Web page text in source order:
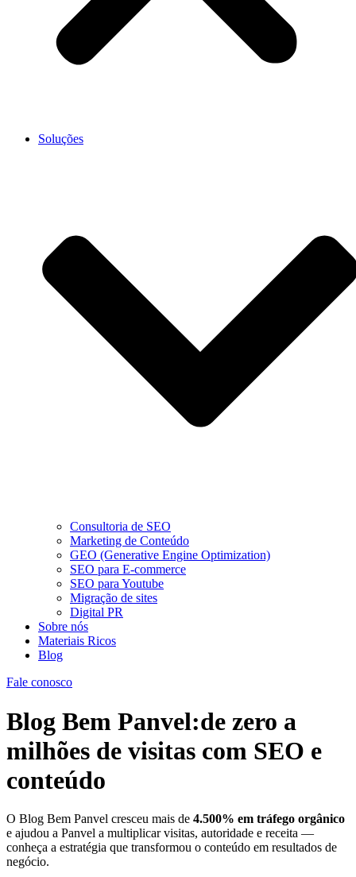
Soluções
Consultoria de SEO
Marketing de Conteúdo
GEO (Generative Engine Optimization)
SEO para E-commerce
SEO para Youtube
Migração de sites
Digital PR
Sobre nós
Materiais Ricos
Blog
Fale conosco
Blog Bem Panvel:de zero a
milhões de visitas com SEO e
conteúdo
O Blog Bem Panvel cresceu mais de 4.500% em tráfego orgânico
e ajudou a Panvel a multiplicar visitas, autoridade e receita —
conheça a estratégia que transformou o conteúdo em resultados de
negócio.